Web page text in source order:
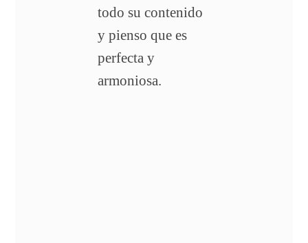
todo su contenido
y pienso que es
perfecta y
armoniosa.